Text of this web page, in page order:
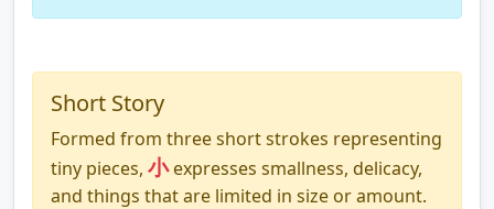
Short Story
Formed from three short strokes representing
tiny pieces, 小expresses smallness, delicacy,
and things that are limited in size or amount.